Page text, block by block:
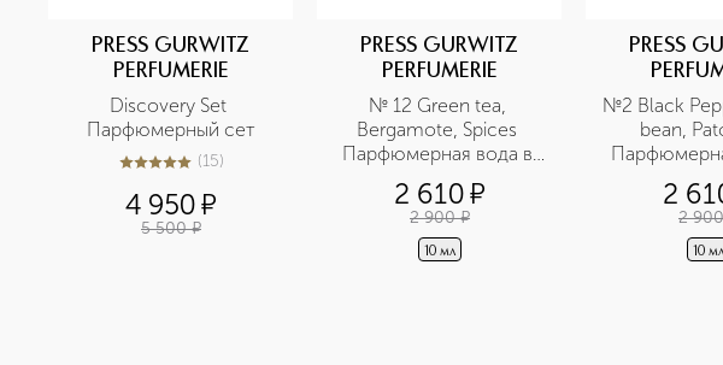
PRESS GURWITZ
PERFUMERIE
Discovery Set
Парфюмерный сет
5из 515 (15)
4 950¤
5 500 ¤
PRESS GURWITZ
PERFUMERIE
№ 12 Green tea,
Bergamote, Spices
Парфюмерная вода в
дорожном формате
2 610¤
2 900 ¤
10 мл
PRESS
№2 Black
bean,
дорожном
2
2 900
10 мл